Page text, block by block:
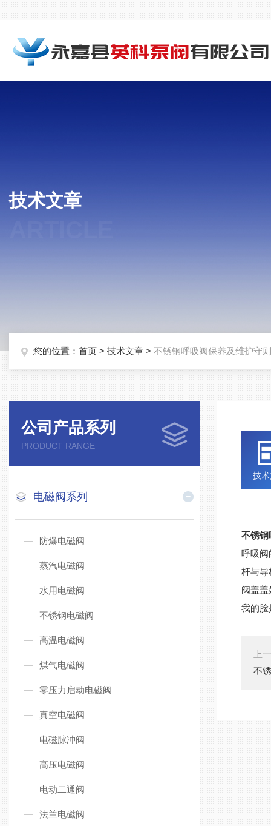
技术文章
您的位置： 首页 > 技术文章 > 不锈钢呼吸阀保养及维护守则
公司产品系列
PRODUCT RANGE
电磁阀系列
防爆电磁阀
蒸汽电磁阀
水用电磁阀
不锈钢电磁阀
高温电磁阀
煤气电磁阀
零压力启动电磁阀
真空电磁阀
电磁脉冲阀
高压电磁阀
电动二通阀
法兰电磁阀
技
不锈钢
呼吸阀
杆与导
阀盖
我的
上
不